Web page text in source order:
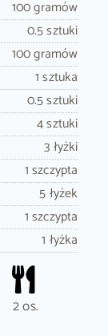
100 gramów
0.5 sztuki
100 gramów
1 sztuka
0.5 sztuki
4 sztuki
3 łyżki
1 szczypta
5 łyżek
1 szczypta
1 łyżka
2 os.